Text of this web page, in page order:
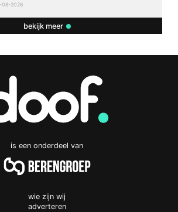
08-2026
bekijk meer
is een onderdeel van
wie zijn wij
adverteren